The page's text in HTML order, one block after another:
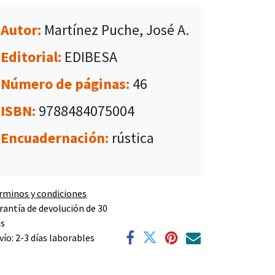
Autor: Martínez Puche, José A.
Editorial: EDIBESA
Número de páginas: 46
ISBN: 9788484075004
Encuadernación: rústica
y condiciones
de devolución de 30
2-3 días laborables